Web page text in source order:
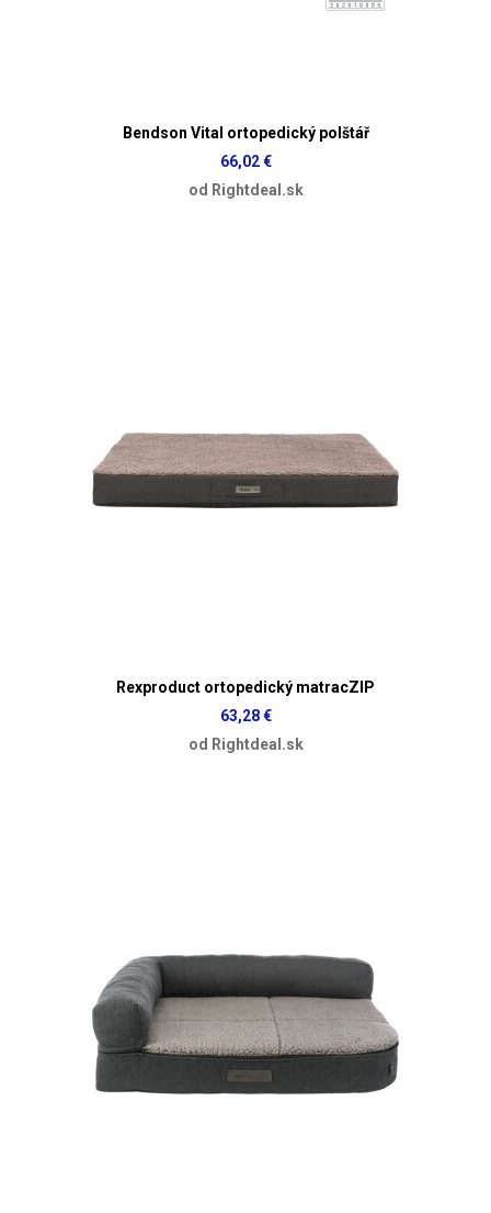
Bendson Vital ortopedický polštář
66,02 €
od Rightdeal.sk
Rexproduct ortopedický matracZIP
63,28 €
od Rightdeal.sk